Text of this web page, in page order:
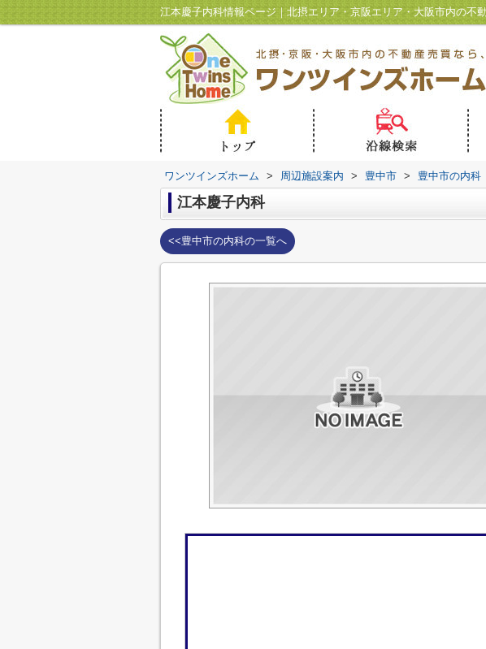
江本慶子内科情報ページ｜北摂エリア・京阪エリア・大阪市内の不
ワンツインズホーム > 周辺施設案内 > 豊中市 > 豊中市の内科
江本慶子内科
<<豊中市の内科の一覧へ